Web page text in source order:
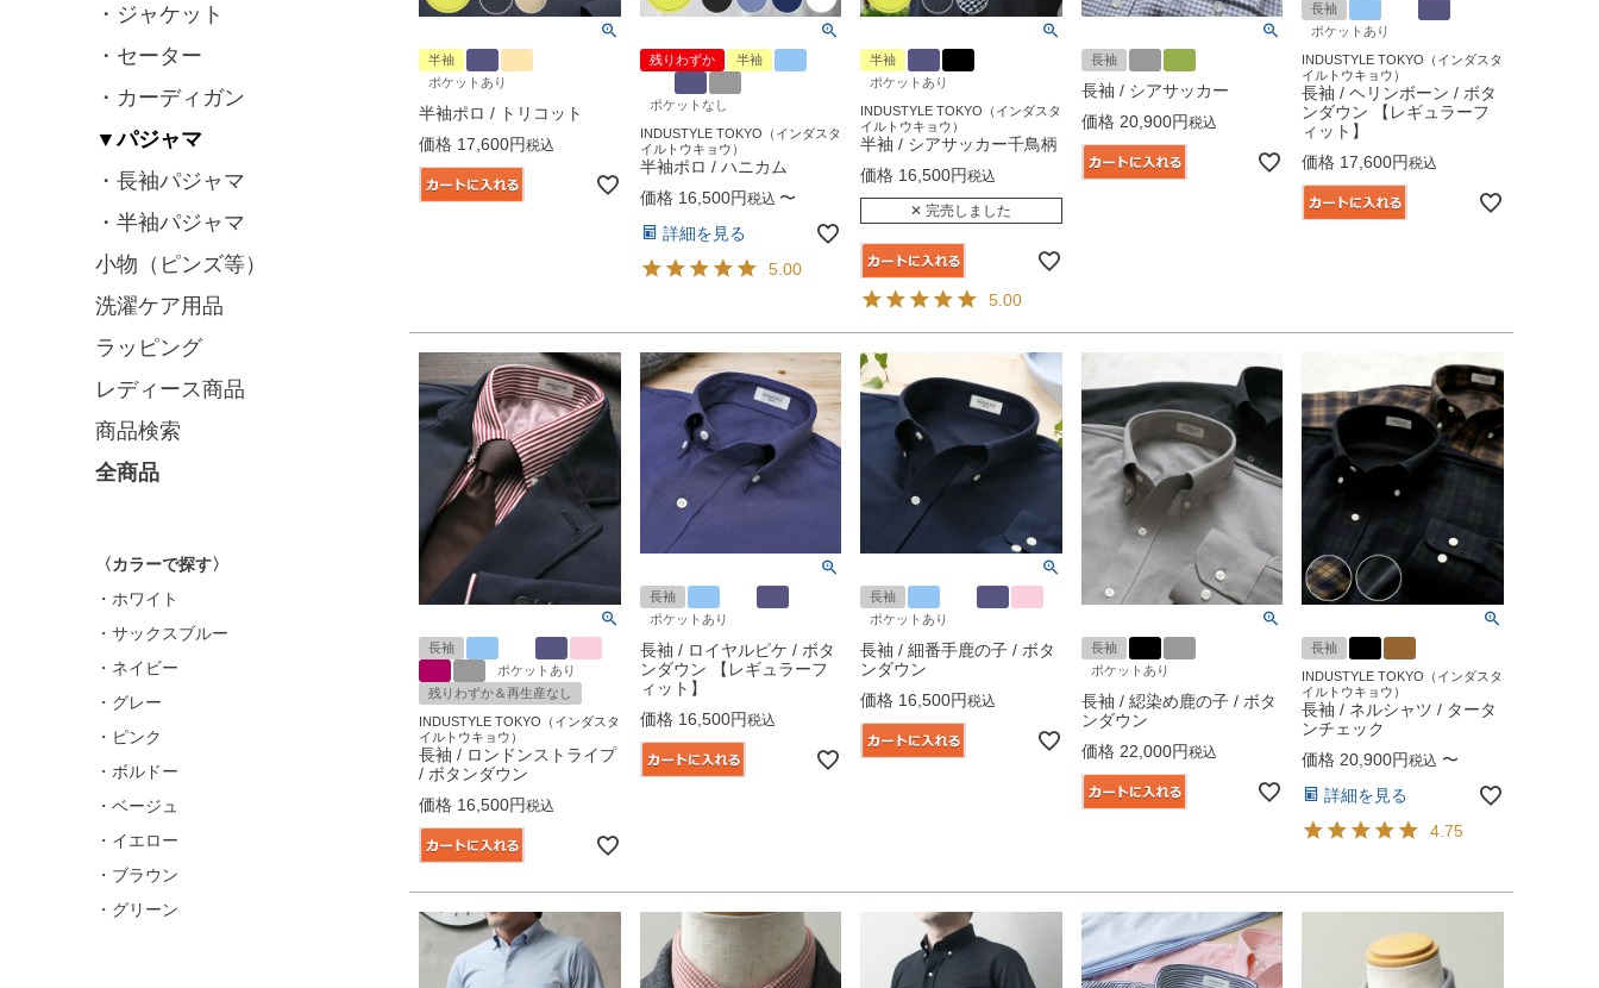
・ジャケット
・セーター
・カーディガン
▼パジャマ
・長袖パジャマ
・半袖パジャマ
小物（ピンズ等）
洗濯ケア用品
ラッピング
レディース商品
商品検索
全商品
〈カラーで探す〉
・ホワイト
・サックスブルー
・ネイビー
・グレー
・ピンク
・ボルドー
・ベージュ
・イエロー
・ブラウン
・グリーン
半袖
ポケットあり
半袖ポロ / トリコット
価格 17,600 税込
残りわずか 半袖
ポケットなし
INDUSTYLE TOKYO（インダスタ
イルトウキョウ）
半袖ポロ / ハニカム
価格 16,500 税込 〜
詳細を見る
5.00
半袖
ポケットあり
INDUSTYLE TOKYO（インダスタ
イルトウキョウ）
半袖 / シアサッカー千鳥柄
価格 16,500 税込
✕ 完売しました
5.00
長袖
長袖 / シアサッカー
価格 20,900 税込
長袖
ポケットあり
INDUSTYLE TOKYO（インダスタ
イルトウキョウ）
長袖 / ヘリンボーン / ボタ
ンダウン 【レギュラーフ
ィット】
価格 17,600 税込
長袖
ポケットあり
残りわずか＆再生産なし
INDUSTYLE TOKYO（インダスタ
イルトウキョウ）
長袖 / ロンドンストライプ
/ ボタンダウン
価格 16,500 税込
長袖
ポケットあり
長袖 / ロイヤルピケ / ボタ
ンダウン 【レギュラーフ
ィット】
価格 16,500 税込
長袖
ポケットあり
長袖 / 細番手鹿の子 / ボタ
ンダウン
価格 16,500 税込
長袖
ポケットあり
長袖 / 綛染め鹿の子 / ボタ
ンダウン
価格 22,000 税込
長袖
INDUSTYLE TOKYO（インダスタ
イルトウキョウ）
長袖 / ネルシャツ / タータ
ンチェック
価格 20,900 税込 〜
詳細を見る
4.75